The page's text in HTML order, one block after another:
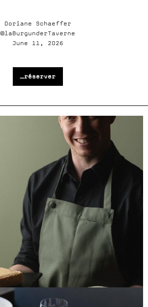
Doriane Schaeffer
©laBurgunderTaverne
June 11, 2026
_réserver